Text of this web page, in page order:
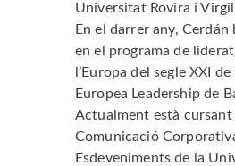
Universitat Rovira i
En el darrer any,
en el programa de
l’Europa del segle XXI de
Europea Leadership de
Actualment està cursant
Comunicació
Esdeveniments de la